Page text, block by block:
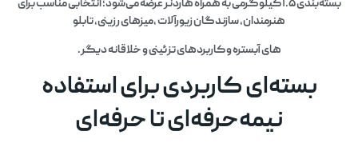
بسته‌بندی ۱.۵ کیلوگرمی به همراه هاردنر عرضه می‌شود؛ انتخابی مناسب برای
هنرمندان، سازندگان زیورآلات ،میزهای رزینی، تابلو
های آبستره و کاربردهای تزئینی و خلاقانه دیگر.
بسته‌ای کاربردی برای استفاده
نیمه‌حرفه‌ای تا حرفه‌ای